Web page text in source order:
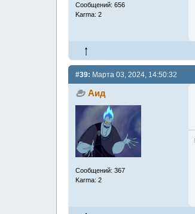
Сообщений: 656
Karma: 2
#39: Марта 03, 2024, 14:50:32
Аид
Сообщений: 367
Karma: 2